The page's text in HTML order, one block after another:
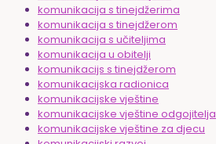
komunikacija s tinejdžerima
komunikacija s tinejdžerom
komunikacija s učiteljima
komunikacija u obitelji
komunikacijs s tinejdžerom
komunikacijska radionica
komunikacijske vještine
komunikacijske vještine odgojitelja
komunikacijske vještine za djecu